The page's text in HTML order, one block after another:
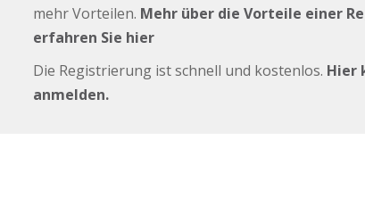
mehr Vorteilen. Mehr über die Vorteile einer
erfahren Sie hier
Die Registrierung ist schnell und kostenlos. Hier
anmelden.